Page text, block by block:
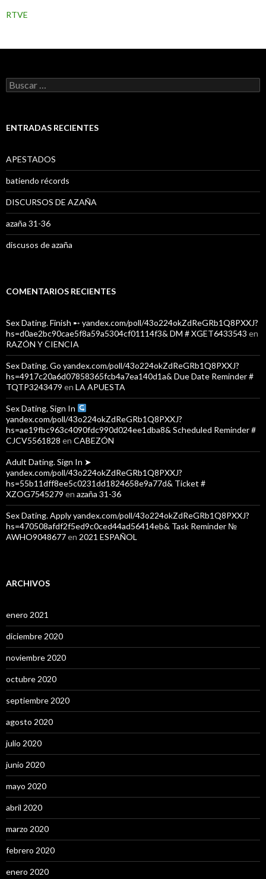
RTVE
B
u
a
ENTRADAS RECIENTES
APESTADOS
batiendo récords
DISCURSOS DE AZAÑA
azaña 31-36
discusos de azaña
COMENTARIOS RECIENTES
Sex Dating. Finish ➸ yandex.com/poll/43o224okZdReGRb1Q8PXXJ?
hs=d0ae2bc90cae5f8a59a5304cf01114f3& DM # XGET6433543 en
RAZÓN Y CIENCIA
Sex Dating. Go yandex.com/poll/43o224okZdReGRb1Q8PXXJ?
hs=4917c20a6d07858365fcb4a7ea140d1a& Due Date Reminder #
TQTP3243479 en LA APUESTA
Sex Dating. Sign In
yandex.com/poll/43o224okZdReGRb1Q8PXXJ?
hs=ae19fbc963c4090fdc990d024ee1dba8& Scheduled Reminder #
CJCV5561828 en CABEZÓN
Adult Dating. Sign In ➤
yandex.com/poll/43o224okZdReGRb1Q8PXXJ?
hs=55b11dff8ee5c0231dd1824658e9a77d& Ticket #
XZOG7545279 en azaña 31-36
Sex Dating. Apply yandex.com/poll/43o224okZdReGRb1Q8PXXJ?
hs=470508afdf2f5ed9c0ced44ad56414eb& Task Reminder №
AWHO9048677en 2021 ESPAÑOL
ARCHIVOS
enero 2021
diciembre 2020
noviembre 2020
octubre 2020
septiembre 2020
agosto 2020
julio 2020
junio 2020
mayo 2020
abril 2020
marzo 2020
febrero 2020
enero 2020